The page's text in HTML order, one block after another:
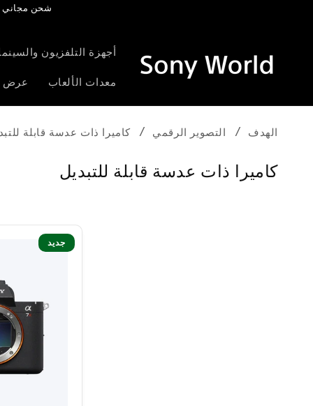
شحن مجاني فوق 95 درهم | احصل على 5% مكافآت | ضمان ممتد مجاني
أجهزة التلفزيون
معدات الألعاب عرض
الهدف التصوير الرقمي كاميرا ذات عدسة قابلة
م
كاميرا ذات عدسة قابلة للتبديل
جديد